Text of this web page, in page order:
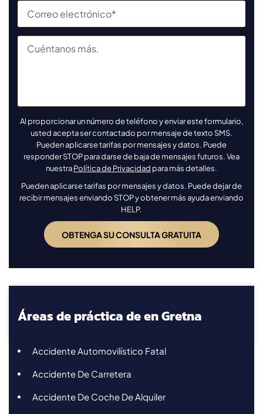
Al proporcionar un número de teléfono y enviar este formulario,
usted acepta ser contactado por mensaje de texto SMS.
Pueden aplicarse tarifas por mensajes y datos. Puede
responder STOP para darse de baja de mensajes futuros. Vea
nuestraPolítica de Privacidad para más detalles.
Pueden aplicarse tarifas por mensajes y datos. Puede dejar de
recibir mensajes enviando STOP y obtener más ayuda enviando
HELP.
Áreas de práctica de en Gretna
Accidente Automovilístico Fatal
Accidente De Carretera
Accidente De Coche De Alquiler